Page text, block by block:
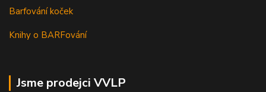
Barfování koček
Knihy o BARFování
Jsme prodejci VVLP